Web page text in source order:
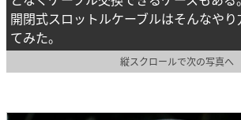
開閉式スロットルケーブルはそんなやり
てみた。
縦スクロールで次の写真へ